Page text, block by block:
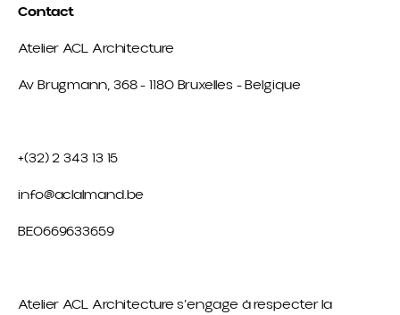
Contact
Atelier ACL Architecture
Av Brugmann, 368 - 1180 Bruxelles - Belgique
+(32) 2 343 13 15
info@aclalmand.be
BE0669633659
Atelier ACL Architecture s’engage à respecter la